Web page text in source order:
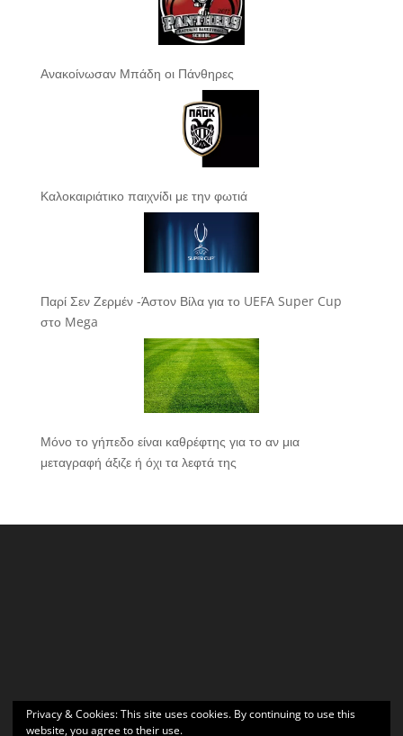
Ανακοίνωσαν Μπάδη οι Πάνθηρες
Καλοκαιριάτικο παιχνίδι με την φωτιά
Παρί Σεν Ζερμέν -Άστον Βίλα για το UEFA Super Cup
στο Mega
Μόνο το γήπεδο είναι καθρέφτης για το αν μια
μεταγραφή άξιζε ή όχι τα λεφτά της
Privacy & Cookies: This site uses cookies. By continuing to use this
website, you agree to their use.